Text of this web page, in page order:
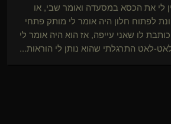
לי את הכסא במסעדה ואומר שבי, או
לפתוח חלון היה אומר לי מותק פתחי
לו שאני עייפה, אז הוא היה אומר לי
לאט התרגלתי שהוא נותן לי הוראות...